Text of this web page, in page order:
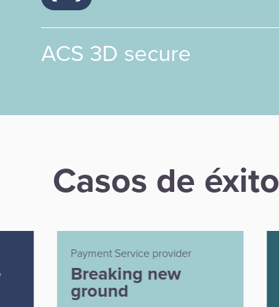
ACS 3D secure
Casos de éxito
Payment Service provider
Breaking new
ground